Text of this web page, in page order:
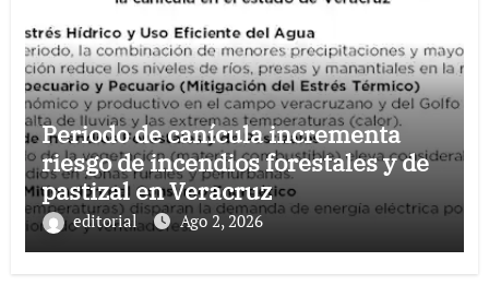
Periodo de canícula incrementa
riesgo de incendios forestales y de
pastizal en Veracruz
editorial Ago 2, 2026